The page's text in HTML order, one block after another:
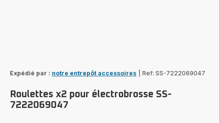
Expédié par : notre entrepôt accessoires Ref: SS-7222069047
Roulettes x2 pour électrobrosse SS-
7222069047